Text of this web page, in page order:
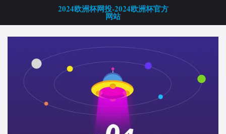
2024欧洲杯网投-2024欧洲杯官方
网站